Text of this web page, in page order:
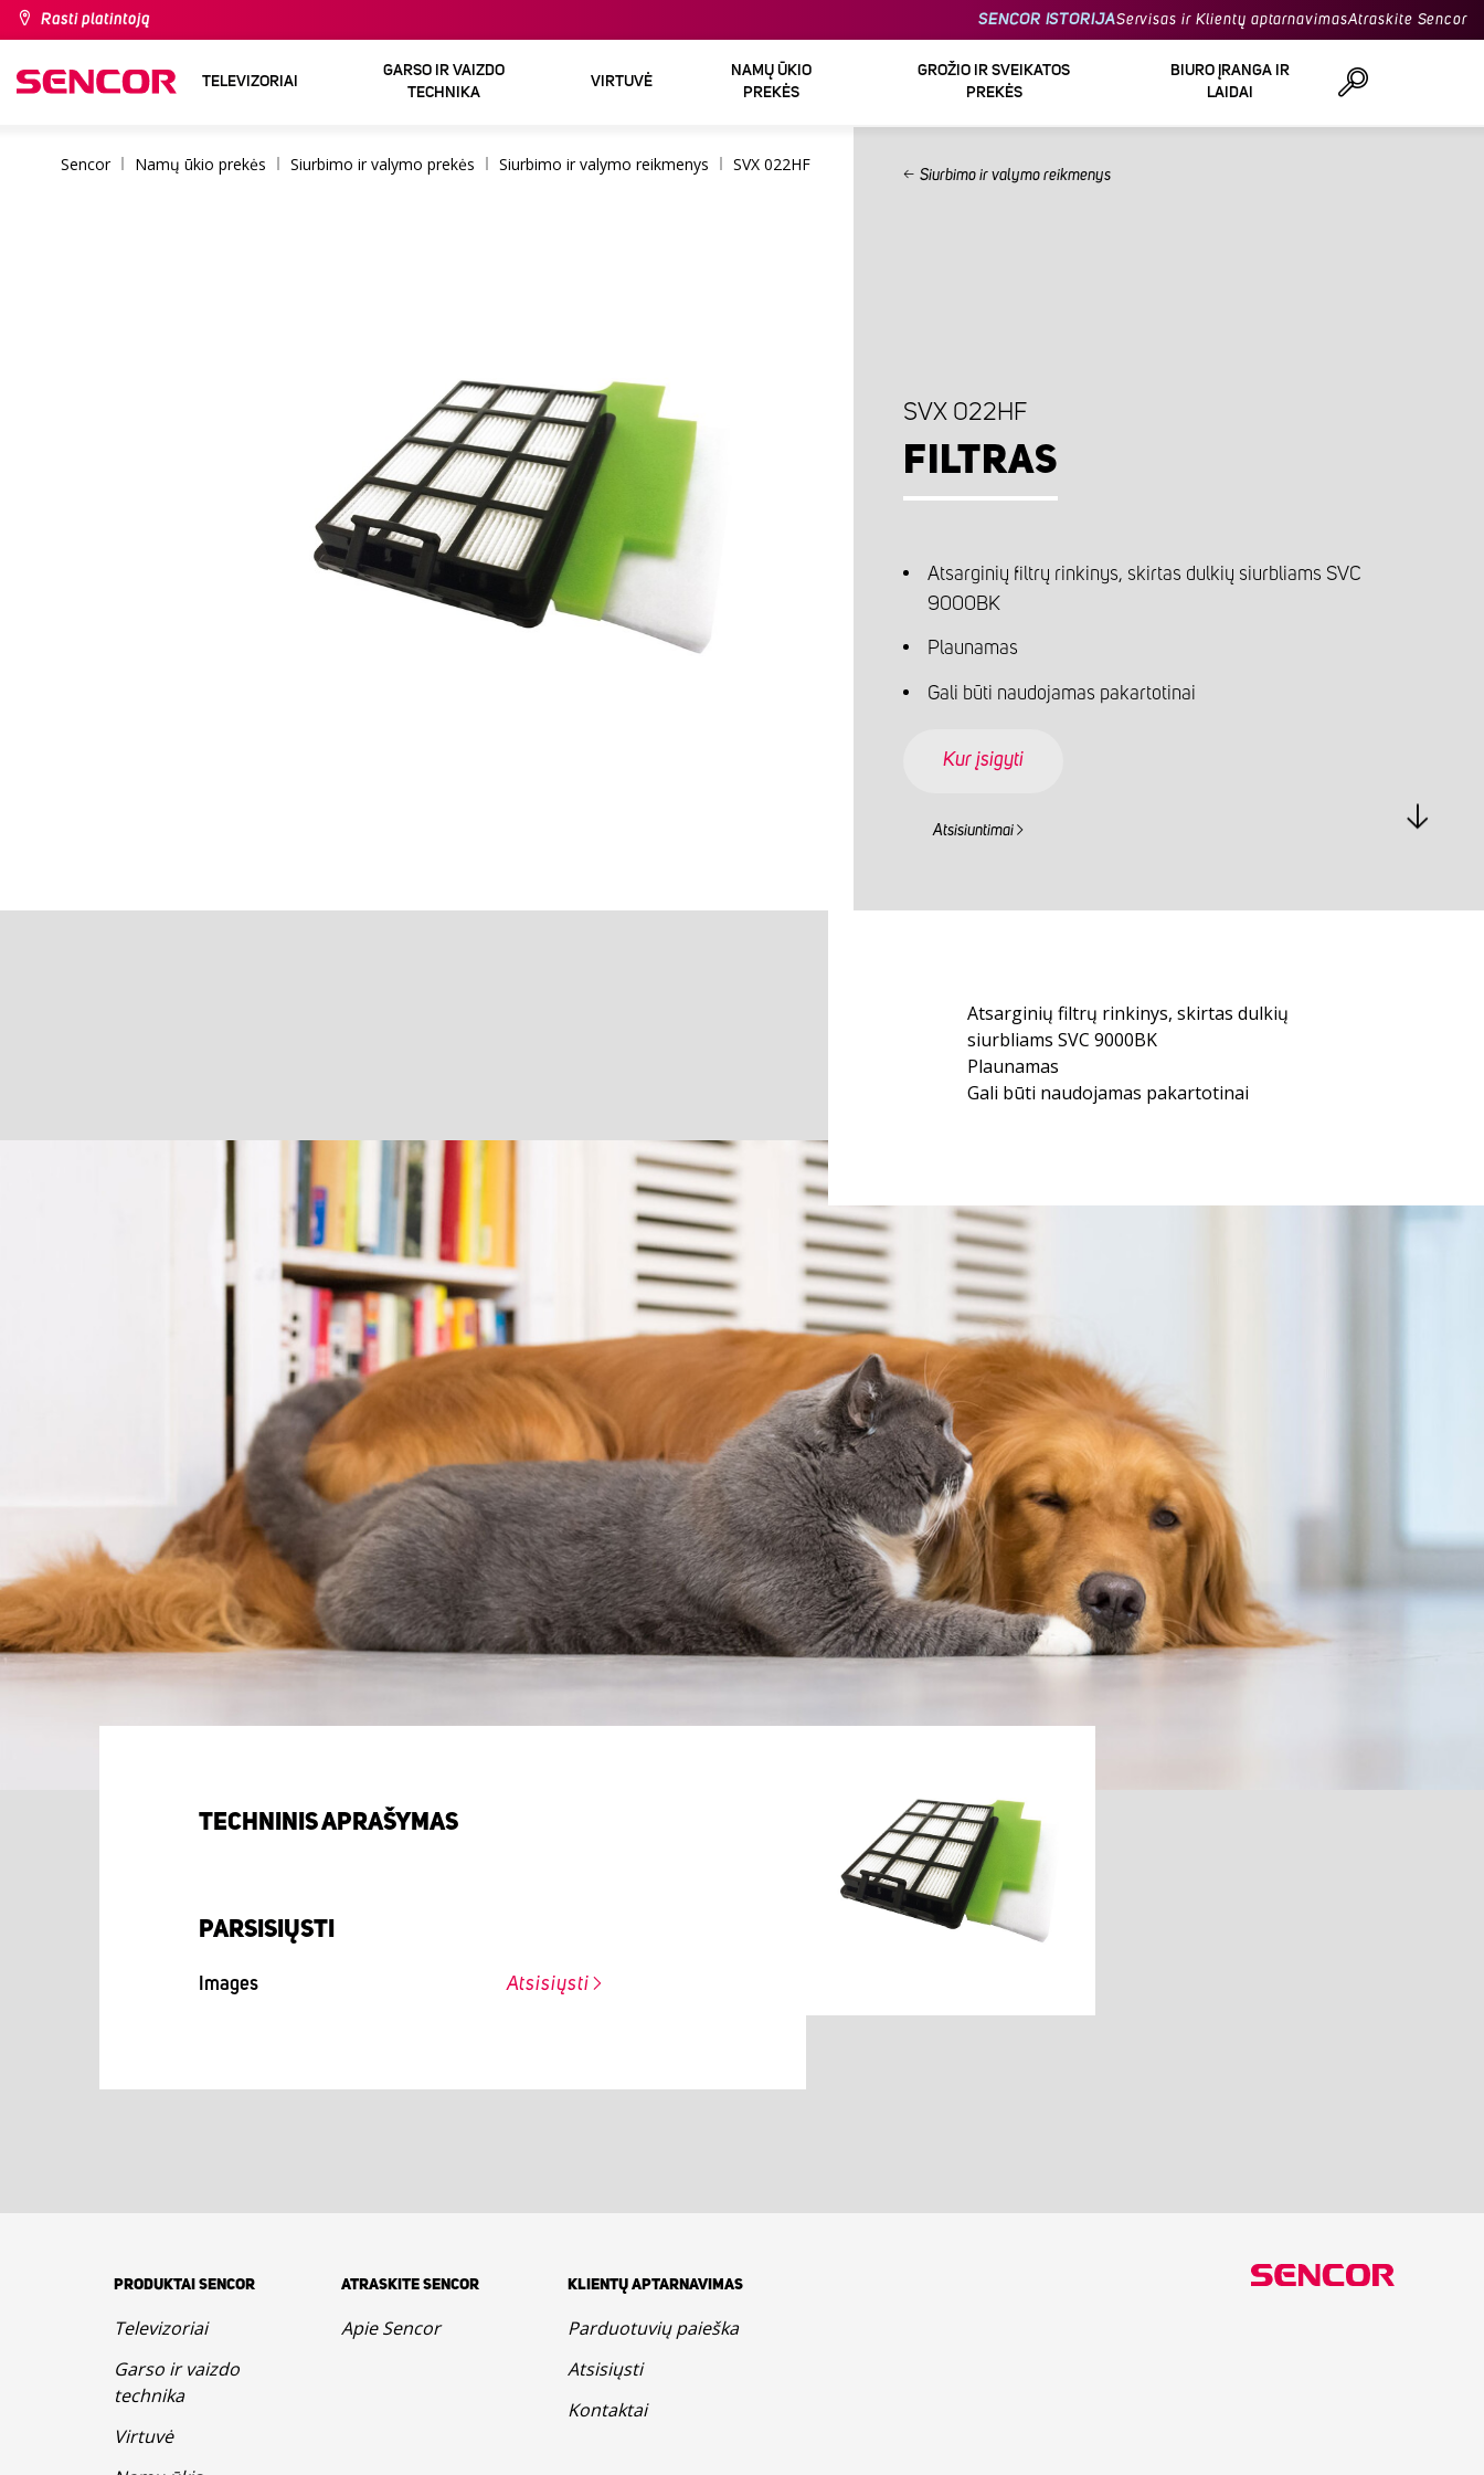
Rasti platintoją SENCOR ISTORIJAServisas ir Klientų aptarnavimasAtraskite Sencor
TELEVIZORIAI
GARSO IR VAIZDO
TECHNIKA
VIRTUVĖ
NAMŲ ŪKIO
PREKĖS
GROŽIO IR SVEIKATOS
PREKĖS
BIURO ĮRANGA IR
LAIDAI
Sencor Namų ūkio prekės Siurbimo ir valymo prekės Siurbimo ir valymo reikmenys SVX 022HF
Siurbimo ir valymo reikmenys
SVX 022HF
FILTRAS
Atsarginių filtrų rinkinys, skirtas dulkių siurbliams SVC
9000BK
Plaunamas
Gali būti naudojamas pakartotinai
Kur įsigyti
Atsisiuntimai
Atsarginių filtrų rinkinys, skirtas dulkių
siurbliams SVC 9000BK
Plaunamas
Gali būti naudojamas pakartotinai
TECHNINIS APRAŠYMAS
PARSISIŲSTI
Images Atsisiųsti
PRODUKTAI SENCOR
Televizoriai
Garso ir vaizdo
technika
Virtuvė
ATRASKITE SENCOR
Apie Sencor
KLIENTŲ APTARNAVIMAS
Parduotuvių paieška
Atsisiųsti
Kontaktai